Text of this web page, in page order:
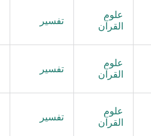
علوم
القرآن
تفسير
علوم
القرآن
تفسير
علوم
القرآن
تفسير